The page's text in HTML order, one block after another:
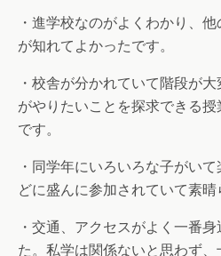
・進学校なのがよくわかり、
が知れてよかったです。
・校舎が分かれていて階段が
がやりたいことを探求できる
です。
・同学年にいろいろな子がい
どに盛んに参加されていて素晴
・交通、アクセスがよく一番
た。私学は関係ないと思わず